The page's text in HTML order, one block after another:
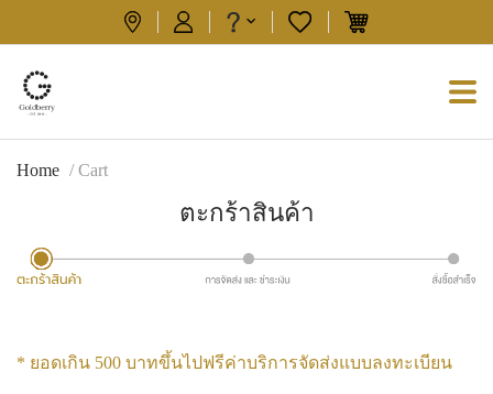
Home / Cart
ตะกร้าสินค้า
* ยอดเกิน 500 บาทขึ้นไปฟรีค่าบริการจัดส่งแบบลงทะเบียน